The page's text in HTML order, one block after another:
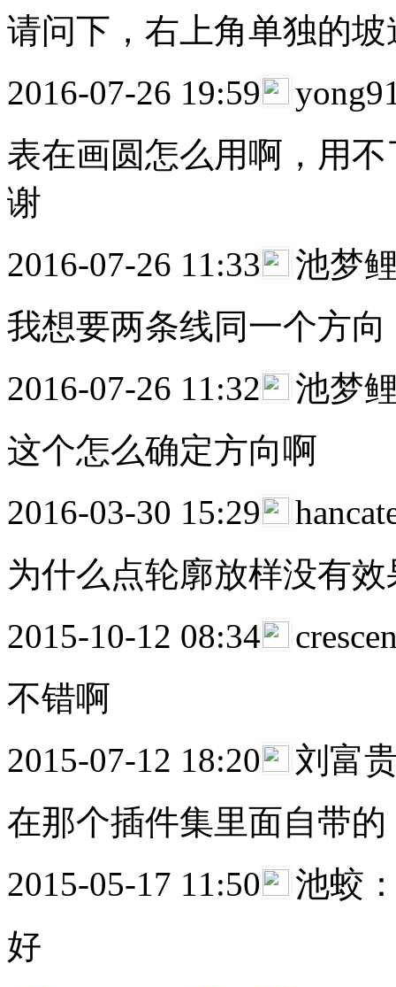
请问下，右上角单独的
2016-07-26 19:59
表在画圆怎么用啊，用
谢
2016-07-26 11:33
池梦
我想要两条线同一个方
2016-07-26 11:32
池梦
这个怎么确定方向啊
2016-03-30 15:29
为什么点轮廓放样没有效
2015-10-12 08:34
不错啊
2015-07-12 18:20
刘富
在那个插件集里面自带的
2015-05-17 11:50
池蛟
好